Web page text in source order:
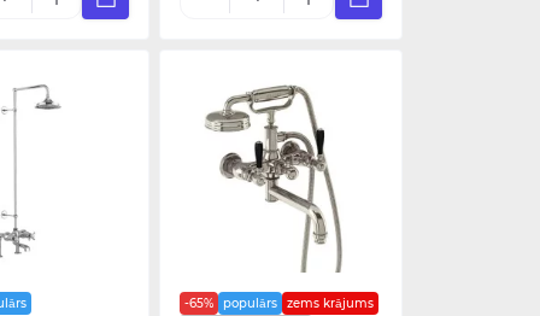
-65% populārs
zems krājums